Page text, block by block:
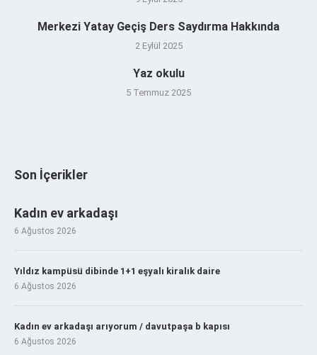
Merkezi Yatay Geçiş Ders Saydırma Hakkında
2 Eylül 2025
Yaz okulu
5 Temmuz 2025
Son İçerikler
Kadın ev arkadaşı
6 Ağustos 2026
Yıldız kampüsü dibinde 1+1 eşyalı kiralık daire
6 Ağustos 2026
Kadın ev arkadaşı arıyorum / davutpaşa b kapısı
6 Ağustos 2026